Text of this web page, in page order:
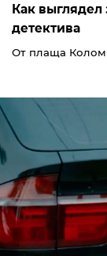
Как выглядел
детектива
От плаща